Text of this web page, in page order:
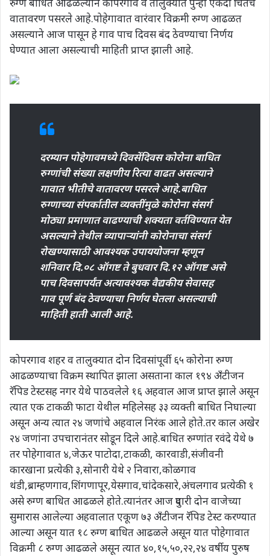
रुग्ण बाधित आढळल्याने कोपरगाव व तालुक्यात पुन्हा एकदा चिंतेचे
वातावरण पसरले आहे.पोहेगावात वारंवार विक्रमी रुग्ण आढळत
असल्याने आज पासून हे गाव पाच दिवस बंद ठेवण्याचा निर्णय
घेण्यात आला असल्याची माहिती प्राप्त झाली आहे.
दरम्यान पोहेगावमध्ये दिवसेंदिवस कोरोना बाधित
रुग्णांची संख्या लक्षणीय रित्या वाढत असल्याने
गावात भीतीचे वातावरण पसरले आहे.बाधित
रुग्णाच्या संपर्कातील व्यक्तींमुळे कोरोना संसर्ग
मोठ्या प्रमाणात वाढण्याची शक्यता वर्तविण्यात येत
असल्याने तेथील व्यापाऱ्यांनी कोरोनाचा संसर्ग
रोखण्यासाठी आवश्यक उपाययोजना म्हणून
शनिवार दि.०८ ऑगष्ट ते बुधवार दि.१२ ऑगष्ट असे
पाच दिवसापर्यंत अत्यावश्यक वैद्यकीय सेवासह
गाव पूर्ण बंद ठेवण्याचा निर्णय घेतला असल्याची
माहिती हाती आली आहे.
कोपरगाव शहर व तालुक्यात दोन दिवसांपूर्वी ६५ कोरोना रुग्ण
आढळण्याचा विक्रम स्थापित झाला असताना काल १९४ अँटीजन
रॅपिड टेस्टसह नगर येथे पाठवलेले १६ अहवाल आज प्राप्त झाले असून
त्यात एक टाकळी फाटा येथील महिलेसह ३३ व्यक्ती बाधित निघाल्या
असून अन्य त्यात २४ जणांचे अहवाल निरंक आले होते.तर काल अखेर
२४ जणांना उपचारानंतर सोडून दिले आहे.बाधित रुग्णांत रवंदे येथे ७
तर पोहेगावात ४,जेऊर पाटोदा,टाकळी, कारवाडी,संजीवनी
कारखाना प्रत्येकी ३,सोनारी येथे २ निवारा,कोळगाव
थंडी,ब्राम्हणगाव,शिंगणापूर,येसगाव,चांदेकसारे,अंचलगाव प्रत्येकी १
असे रुग्ण बाधित आढळले होते.त्यानंतर आज दुपारी दोन वाजेच्या
सुमारास आलेल्या अहवालात एकूण ७३ अँटीजन रॅपिड टेस्ट करण्यात
आल्या असून यात १८ रुग्ण बाधित आढळले असून यात पोहेगावात
विक्रमी ८ रुग्ण आढळले असून त्यात ४०,१५,५०,२२,२४ वर्षीय पुरुष